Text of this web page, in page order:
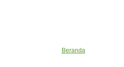
Beranda